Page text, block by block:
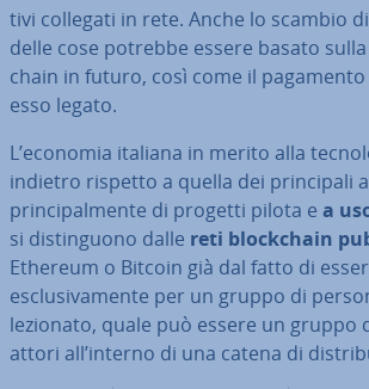
ti­vi collegati in rete. Anche lo scambio
delle cose potrebbe essere basato
chain in futuro, così come il
esso legato.
L’economia italiana in merito alla
indietro rispetto a quella dei prin­ci­pa­li
prin­ci­pal­men­te di progetti pilota e a
si di­stin­guo­no dalle reti bloc­k­chain
Ethereum o Bitcoin già dal fatto di
esclu­si­va­men­te per un gruppo di
le­zio­na­to, quale può essere un gruppo
attori all’interno di una catena di